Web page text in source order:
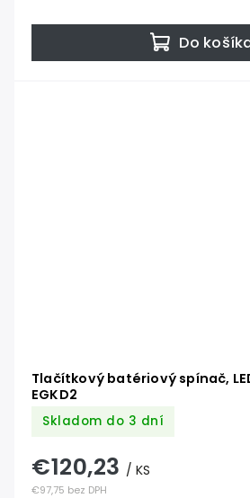
Do
Tlačítkový batériový spínač,
EGKD2
Skladom do 3 dní
€97,75 bez DPH
€120,23 / KS